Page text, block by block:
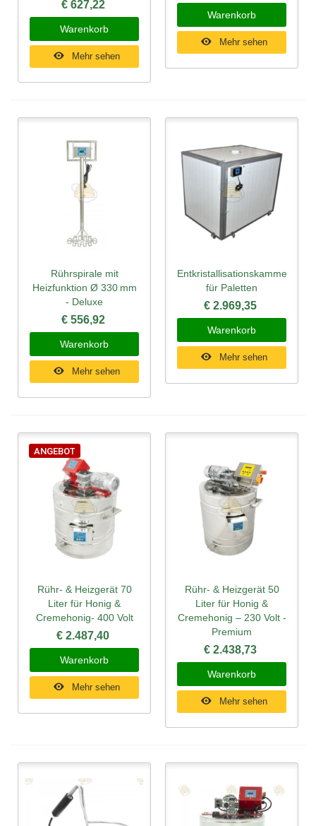
€ 627,22
Warenkorb
Mehr sehen
Warenkorb
Mehr sehen
Rührspirale mit
Heizfunktion Ø 330 mm
- Deluxe
€ 556,92
Warenkorb
Mehr sehen
Entkristallisationskammer
für Paletten
€ 2.969,35
Warenkorb
Mehr sehen
ANGEBOT
Rühr- & Heizgerät 70
Liter für Honig &
Cremehonig- 400 Volt
€ 2.487,40
Warenkorb
Mehr sehen
Rühr- & Heizgerät 50
Liter für Honig &
Cremehonig – 230 Volt -
Premium
€ 2.438,73
Warenkorb
Mehr sehen